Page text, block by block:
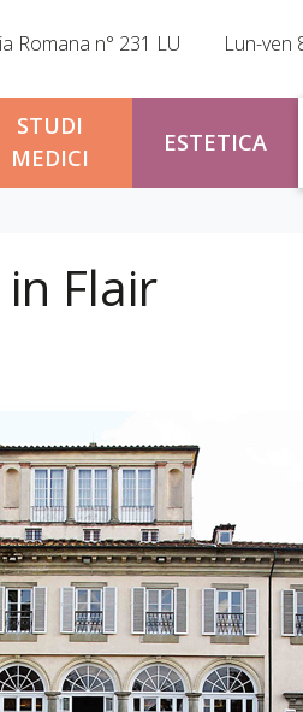
Romana n° 231 LU Lun-ven
STUDI
MEDICI
ESTETICA
Flair